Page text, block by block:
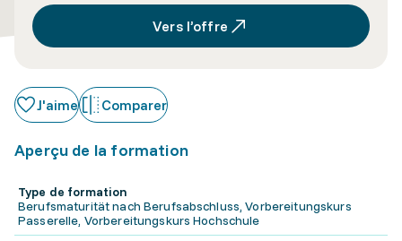
Vers l’offre
J'aime Comparer
Aperçu de la formation
Type de formation
Berufsmaturität nach Berufsabschluss, Vorbereitungskurs
Passerelle, Vorbereitungskurs Hochschule